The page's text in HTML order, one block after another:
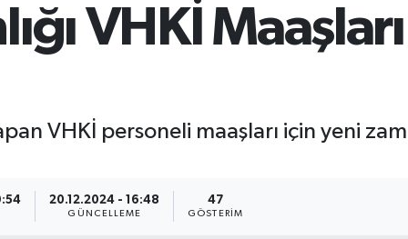
VHKİ
VHKİ personeli maaşları için yeni
20.12.2024 - 16:48
GÜNCELLEME
47
GÖSTERIM